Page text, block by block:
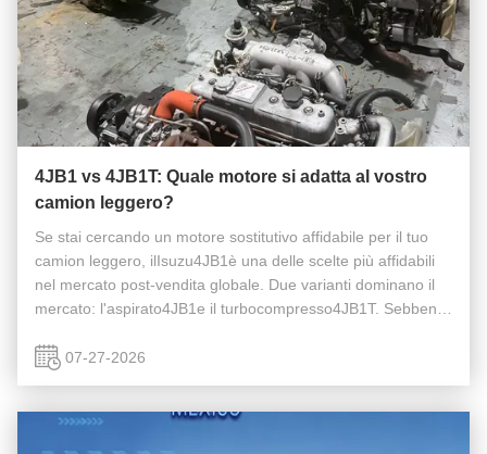
4JB1 vs 4JB1T: Quale motore si adatta al vostro
camion leggero?
Se stai cercando un motore sostitutivo affidabile per il tuo
camion leggero, ilIsuzu4JB1è una delle scelte più affidabili
nel mercato post-vendita globale. Due varianti dominano il
mercato: l'aspirato4JB1e il turbocompresso4JB1T. Sebbene
07-27-2026